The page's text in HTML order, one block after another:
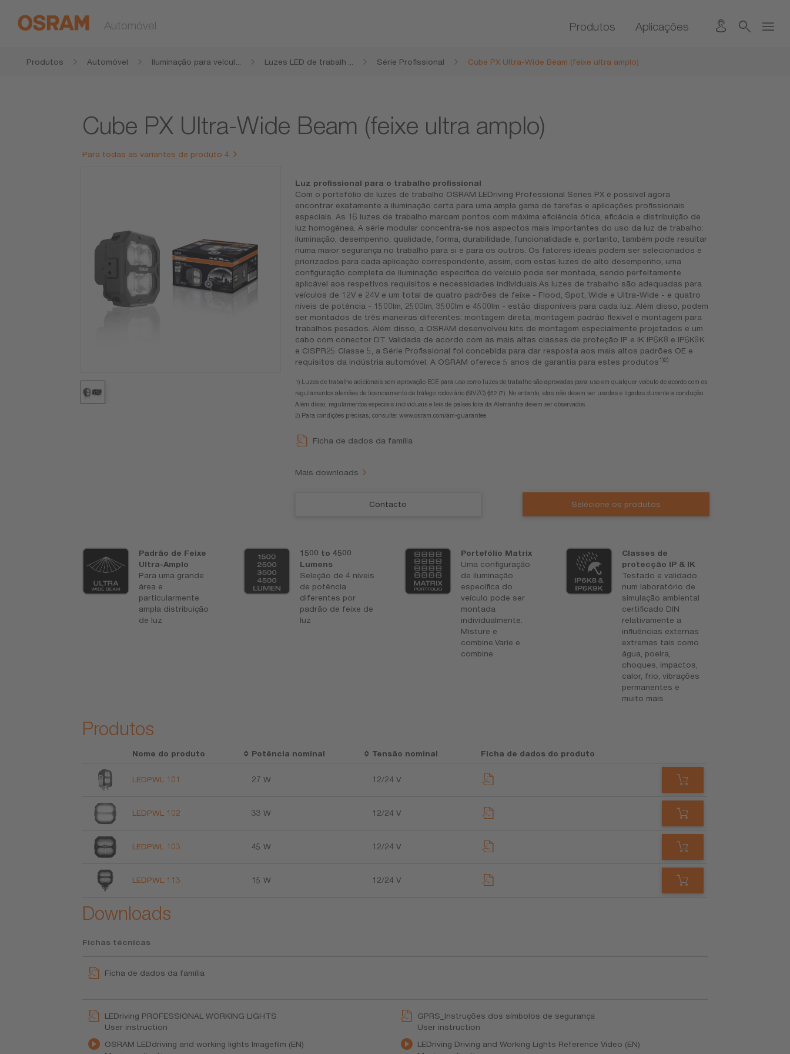
Automóvel Produtos Aplicações
Produtos Automóvel Iluminação para veícul Luzes LED de trabalh Série Profissional Cube PX Ultra-Wide Beam (feixe ultra amplo)
Cube PX Ultra-Wide Beam (feixe ultra amplo)
Para todas as variantes de produto 4
Luz profissional para o trabalho profissional
Com o portefólio de luzes de trabalho OSRAM LEDriving Professional Series PX é possível agora
encontrar exatamente a iluminação certa para uma ampla gama de tarefas e aplicações profissionais
especiais. As 16 luzes de trabalho marcam pontos com máxima eficiência ótica, eficácia e distribuição de
luz homogénea. A série modular concentra-se nos aspectos mais importantes do uso da luz de trabalho:
iluminação, desempenho, qualidade, forma, durabilidade, funcionalidade e, portanto, também pode resultar
numa maior segurança no trabalho para si e para os outros. Os fatores ideais podem ser selecionados e
priorizados para cada aplicação correspondente, assim, com estas luzes de alto desempenho, uma
configuração completa de iluminação específica do veículo pode ser montada, sendo perfeitamente
aplicável aos respetivos requisitos e necessidades individuais.As luzes de trabalho são adequadas para
veículos de 12V e 24V e um total de quatro padrões de feixe - Flood, Spot, Wide e Ultra-Wide - e quatro
níveis de potência - 1500lm, 2500lm, 3500lm e 4500lm - estão disponíveis para cada luz. Além disso, podem
ser montados de três maneiras diferentes: montagem direta, montagem padrão flexível e montagem para
trabalhos pesados. Além disso, a OSRAM desenvolveu kits de montagem especialmente projetados e um
cabo com conector DT. Validada de acordo com as mais altas classes de proteção IP e IK IP6K8 e IP6K9K
e CISPR25 Classe 5, a Série Profissional foi concebida para dar resposta aos mais altos padrões OE e
requisitos da indústria automóvel. A OSRAM oferece 5 anos de garantia para estes produtos1)2)
1) Luzes de trabalho adicionais sem aprovação ECE para uso como luzes de trabalho são aprovadas para uso em qualquer veículo de acordo com os
regulamentos alemães de licenciamento de tráfego rodoviário (StVZO) §52 (7). No entanto, elas não devem ser usadas ​​e ligadas durante a condução.
Além disso, regulamentos especiais individuais e leis de países fora da Alemanha devem ser observados.
2) Para condições precisas, consulte: www.osram.com/am-guarantee
Ficha de dados da família
Mais downloads
Contacto Selecione os produtos
Padrão de Feixe
Ultra-Amplo
Para uma grande
área e
particularmente
ampla distribuição
de luz
1500 to 4500
Lumens
Seleção de 4 níveis
de potência
diferentes por
padrão de feixe de
luz
Portefólio Matrix
Uma configuração
de iluminação
específica do
veículo pode ser
montada
individualmente.
Misture e
combine.Varie e
combine
Classes de
protecção IP & IK
Testado e validado
num laboratório de
simulação ambiental
certificado DIN
relativamente a
influências externas
extremas tais como
água, poeira,
choques, impactos,
calor, frio, vibrações
permanentes e
muito mais
Produtos
Nome do produto Potência nominal Tensão nominal Ficha de dados do produto
LEDPWL 101 27 W 12/24 V
LEDPWL 102 33 W 12/24 V
LEDPWL 103 45 W 12/24 V
LEDPWL 113 15 W 12/24 V
Downloads
Fichas técnicas
Ficha de dados da família
LEDriving PROFESSIONAL WORKING LIGHTS
User instruction
GPRS_Instruções dos símbolos de segurança
User instruction
OSRAM LEDdriving and working lights Imagefilm (EN)
LEDriving Driving and Working Lights Reference Video (EN)